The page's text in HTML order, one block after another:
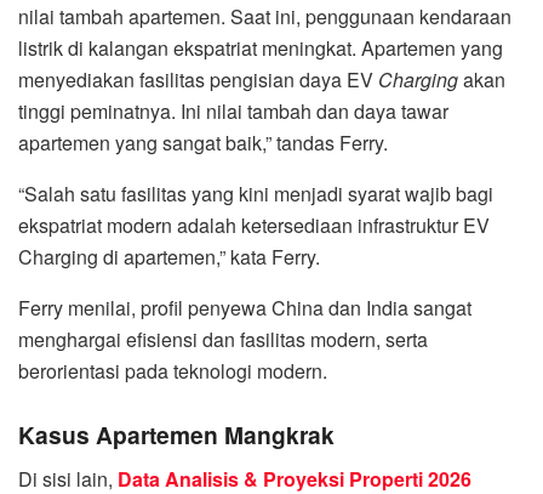
nilai tambah apartemen. Saat ini, penggunaan kendaraan
listrik di kalangan ekspatriat meningkat. Apartemen yang
menyediakan fasilitas pengisian daya EV Chargingakan
tinggi peminatnya. Ini nilai tambah dan daya tawar
apartemen yang sangat baik,” tandas Ferry.
“Salah satu fasilitas yang kini menjadi syarat wajib bagi
ekspatriat modern adalah ketersediaan infrastruktur EV
Charging di apartemen,” kata Ferry.
Ferry menilai, profil penyewa China dan India sangat
menghargai efisiensi dan fasilitas modern, serta
berorientasi pada teknologi modern.
Kasus Apartemen Mangkrak
Di sisi lain, Data Analisis & Proyeksi Properti 2026